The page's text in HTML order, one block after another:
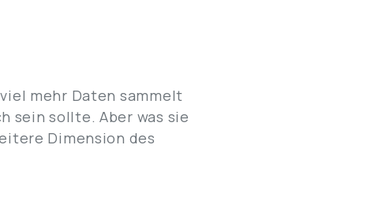
mehr Daten sammelt
sein sollte. Aber was sie
Dimension des